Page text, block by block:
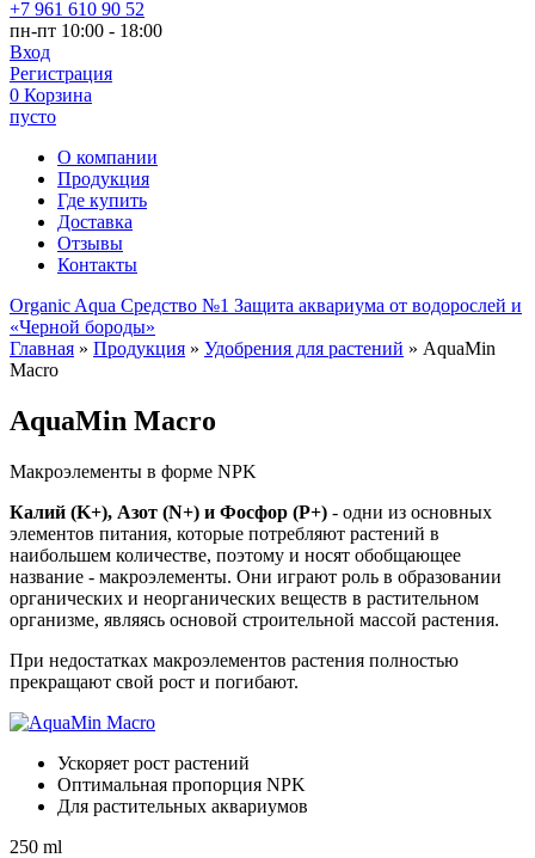
+7 961 610 90 52
пн-пт 10:00 - 18:00
Вход
Регистрация
0 Корзина
пусто
О компании
Продукция
Где купить
Доставка
Отзывы
Контакты
Organic Aqua Средство №1 Защита аквариума от водорослей и
«Черной бороды»
Главная » Продукция » Удобрения для растений » AquaMin
Macro
AquaMin Macro
Макроэлементы в форме NPK
Калий (K+), Азот (N+) и Фосфор (P+) - одни из основных
элементов питания, которые потребляют растений в
наибольшем количестве, поэтому и носят обобщающее
название - макроэлементы. Они играют роль в образовании
органических и неорганических веществ в растительном
организме, являясь основой строительной массой растения.
При недостатках макроэлементов растения полностью
прекращают свой рост и погибают.
Ускоряет рост растений
Оптимальная пропорция NPK
Для растительных аквариумов
250 ml